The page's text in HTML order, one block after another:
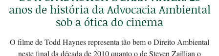
anos de história da Advocacia Ambiental
sob a ótica do cinema
O filme de Todd Haynes representa tão bem o Direito Ambiental
neste final da década de 2010 quanto o de Steven Zaillian o